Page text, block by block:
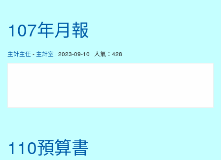
107年月報
主計主任- 主計室 | 2023-09-10 | 人氣：428
110預算書